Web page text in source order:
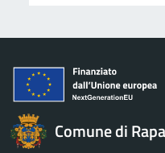
Comune di